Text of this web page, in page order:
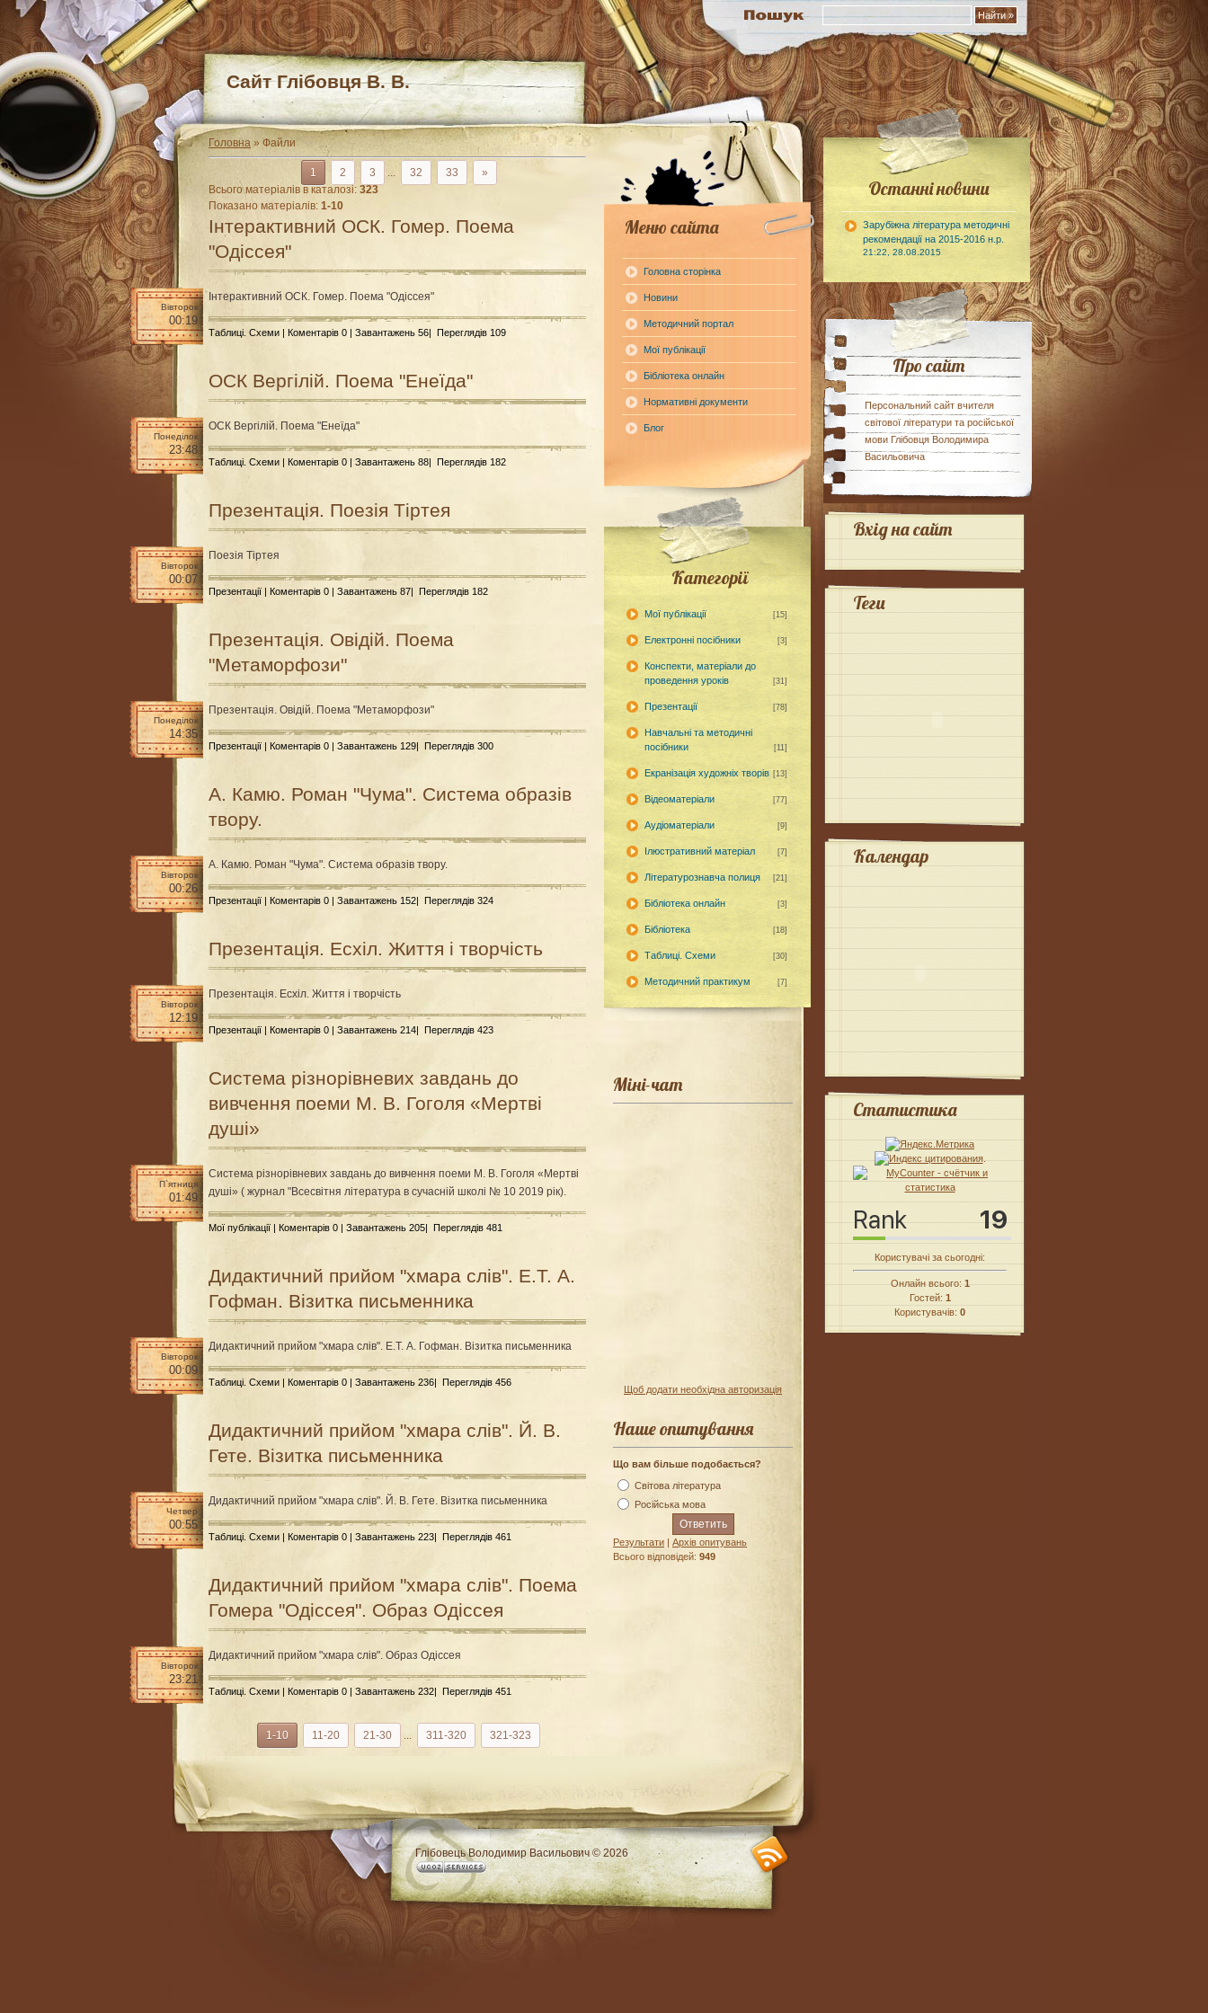
Сайт Глібовця В. В.
Головна » Файли
1 2 3 ... 32 33
»
Всього матеріалів в каталозі: 323
Показано матеріалів: 1-10
Інтерактивний ОСК. Гомер. Поема
"Одіссея"
Вівторок
00:19
Інтерактивний ОСК. Гомер. Поема "Одіссея"
Таблиці. Схеми | Коментарів 0 | Завантажень 56| Переглядів 109
ОСК Вергілій. Поема "Енеїда"
Понеділок
23:48
ОСК Вергілій. Поема "Енеїда"
Таблиці. Схеми | Коментарів 0 | Завантажень 88| Переглядів 182
Презентація. Поезія Тіртея
Вівторок
00:07
Поезія Тіртея
Презентації | Коментарів 0 | Завантажень 87| Переглядів 182
Презентація. Овідій. Поема
"Метаморфози"
Понеділок
14:35
Презентація. Овідій. Поема "Метаморфози"
Презентації | Коментарів 0 | Завантажень 129| Переглядів 300
А. Камю. Роман "Чума". Система образів
твору.
Вівторок
00:26
А. Камю. Роман "Чума". Система образів твору.
Презентації | Коментарів 0 | Завантажень 152| Переглядів 324
Презентація. Есхіл. Життя і творчість
Вівторок
12:19
Презентація. Есхіл. Життя і творчість
Презентації | Коментарів 0 | Завантажень 214| Переглядів 423
Система різнорівневих завдань до
вивчення поеми М. В. Гоголя «Мертві
душі»
П`ятниця
01:49
Система різнорівневих завдань до вивчення поеми М. В. Гоголя «Мертві
душі» ( журнал "Всесвітня література в сучасній школі № 10 2019 рік).
Мої публікації | Коментарів 0 | Завантажень 205| Переглядів 481
Дидактичний прийом "хмара слів". Е.Т. А.
Гофман. Візитка письменника
Вівторок
00:09
Дидактичний прийом "хмара слів". Е.Т. А. Гофман. Візитка письменника
Таблиці. Схеми | Коментарів 0 | Завантажень 236| Переглядів 456
Дидактичний прийом "хмара слів". Й. В.
Гете. Візитка письменника
Четвер
00:55
Дидактичний прийом "хмара слів". Й. В. Гете. Візитка письменника
Таблиці. Схеми | Коментарів 0 | Завантажень 223| Переглядів 461
Дидактичний прийом "хмара слів". Поема
Гомера "Одіссея". Образ Одіссея
Вівторок
23:21
Дидактичний прийом "хмара слів". Образ Одіссея
Таблиці. Схеми | Коментарів 0 | Завантажень 232| Переглядів 451
1-10 11-20 21-30 ... 311-320 321-323
Меню сайта
Головна сторінка
Новини
Методичний портал
Мої публікації
Бібліотека онлайн
Нормативні документи
Блог
Категорії
Мої публікації [15]
Електронні посібники [3]
Конспекти, матеріали до
проведення уроків
[31]
Презентації [78]
Навчальні та методичні
посібники
[11]
Екранізація художніх творів [13]
Відеоматеріали [77]
Аудіоматеріали [9]
Ілюстративний матеріал [7]
Літературознавча полиця [21]
Бібліотека онлайн [3]
Бібліотека [18]
Таблиці. Схеми [30]
Методичний практикум [7]
Міні-чат
Щоб додати необхідна авторизація
Наше опитування
Що вам більше подобається?
Світова література
Російська мова
Результати
Архів опитувань
Всього відповідей: 949
Останні новини
Зарубіжна література методичні
рекомендації на 2015-2016 н.р.
21:22, 28.08.2015
Про сайт
Персональний сайт вчителя
світової літератури та російської
мови Глібовця Володимира
Васильовича
Вхід на сайт
Теги
Календар
Статистика
.
Користувачі за сьогодні:
Онлайн всього: 1
Гостей: 1
Користувачів: 0
Глібовець Володимир Васильович © 2026
RSS